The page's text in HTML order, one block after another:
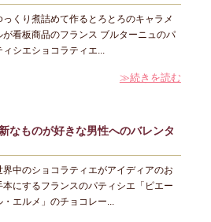
っくり煮詰めて作るとろとろのキャラメ
が看板商品のフランス ブルターニュのパ
ィシエショコラティエ...
≫続きを読む
なものが好きな男性へのバレンタ
界中のショコラティエがアイディアのお
本にするフランスのパティシエ「ピエー
・エルメ」のチョコレー...